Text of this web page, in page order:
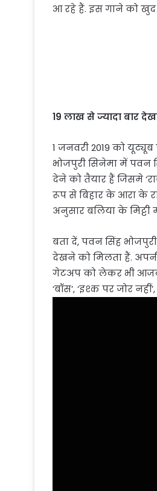
आ रहे हैं. इस गाने को
19 लाख से ज्यादा बार
1 जनवरी 2019 को
भोजपुरी सिनेमा में पवन
देने को तैयार हैं जिसमे
रूप से बिहार के आरा के
अनुसार बलिया के मिट्टी
बता दें, पवन सिंह
देखने को मिलता हैं.
गेटअप को लेकर भी
‘बॉस’, ‘इश्क पर जोर